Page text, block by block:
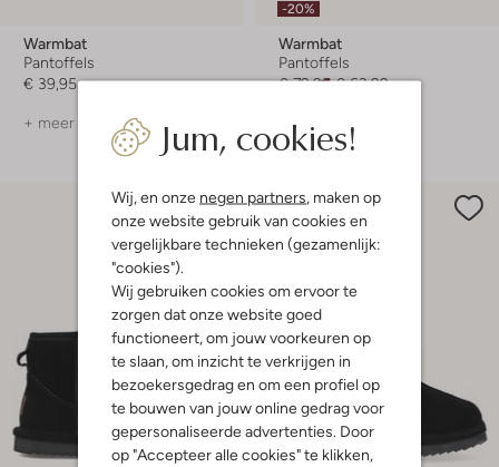
Jum, cookies!
Wij, en onze negen partners, maken op
onze website gebruik van cookies en
vergelijkbare technieken (gezamenlijk:
"cookies").
Wij gebruiken cookies om ervoor te
zorgen dat onze website goed
functioneert, om jouw voorkeuren op
te slaan, om inzicht te verkrijgen in
bezoekersgedrag en om een profiel op
te bouwen van jouw online gedrag voor
gepersonaliseerde advertenties. Door
op "Accepteer alle cookies" te klikken,
Warmbat
Pantoffels
€ 39,95
+ meer kleuren
-20%
Warmbat
Pantoffels
€ 79,95 € 63,99
+ meer kleuren